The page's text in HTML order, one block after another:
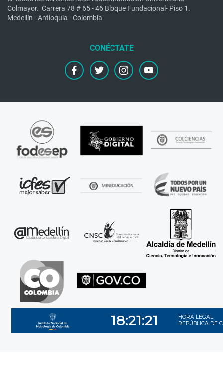
Colmayor. Carrera 78 # 65 - 46 Bloque Fundacional- Piso 1.
Medellín - Antioquia - Colombia